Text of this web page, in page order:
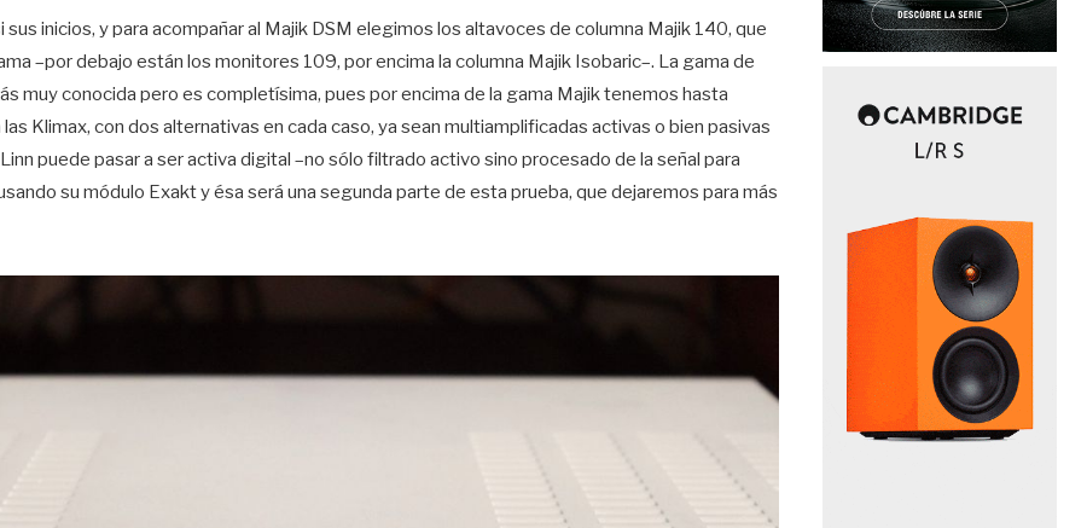
sus inicios, y para acompañar al Majik DSM elegimos los altavoces de columna Majik 140, que
–por debajo están los monitores 109, por encima la columna Majik Isobaric–. La gama de
muy conocida pero es completísima, pues por encima de la gama Majik tenemos hasta
Klimax, con dos alternativas en cada caso, ya sean multiamplificadas activas o bien pasivas
puede pasar a ser activa digital –no sólo filtrado activo sino procesado de la señal para
su módulo Exakt y ésa será una segunda parte de esta prueba, que dejaremos para más